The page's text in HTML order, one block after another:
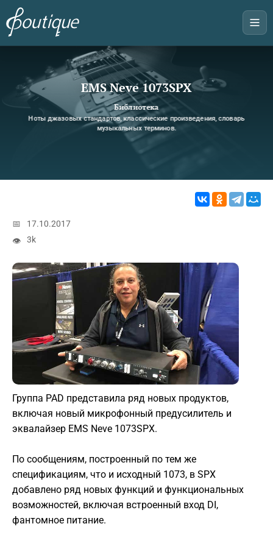
EMS Neve 1073SPX
Библиотека
Ноты джазовых стандартов, классические произведения, словарь
музыкальных терминов.
📅
17.10.2017
👁
3k
Группа PAD представила ряд новых продуктов,
включая новый микрофонный предусилитель и
эквалайзер EMS Neve 1073SPX.
По сообщениям, построенный по тем же
спецификациям, что и исходный 1073, в SPX
добавлено ряд новых функций и функциональных
возможностей, включая встроенный вход DI,
фантомное питание.